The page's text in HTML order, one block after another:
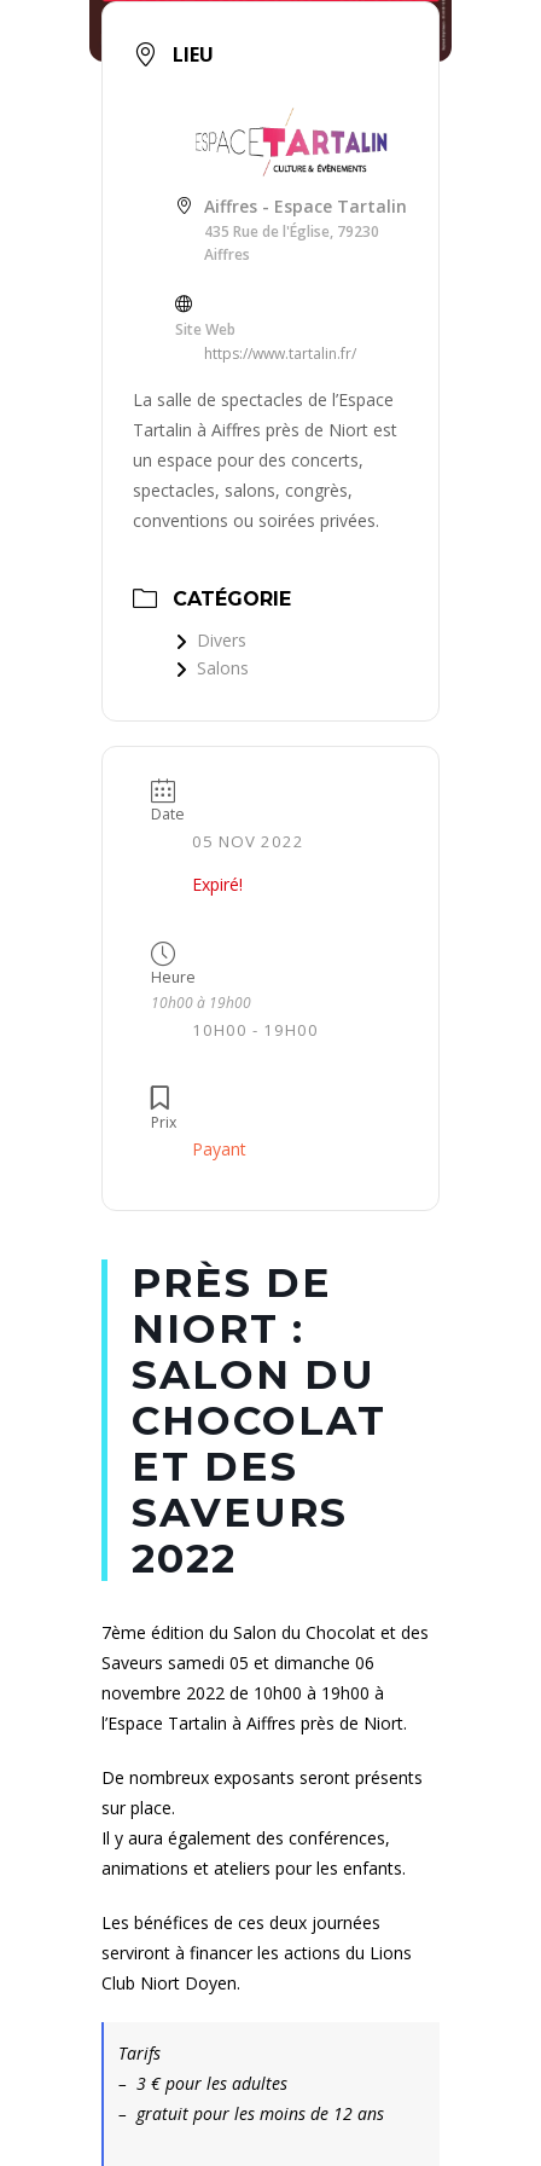
LIEU
Aiffres - Espace Tartalin
435 Rue de l'Église, 79230
Aiffres
Site Web
https://www.tartalin.fr/
La salle de spectacles de l’Espace
Tartalin à Aiffres près de Niort est
un espace pour des concerts,
spectacles, salons, congrès,
conventions ou soirées privées.
CATÉGORIE
Divers
Salons
Date
05 NOV 2022
Expiré!
Heure
10h00 à 19h00
10H00 - 19H00
Prix
Payant
PRÈS DE
NIORT :
SALON DU
CHOCOLAT
ET DES
SAVEURS
2022
7ème édition du Salon du Chocolat et des
Saveurs samedi 05 et dimanche 06
novembre 2022 de 10h00 à 19h00 à
l’Espace Tartalin à Aiffres près de Niort.
De nombreux exposants seront présents
sur place.
Il y aura également des conférences,
animations et ateliers pour les enfants.
Les bénéfices de ces deux journées
serviront à financer les actions du Lions
Club Niort Doyen.
Tarifs
– 3 € pour les adultes
– gratuit pour les moins de 12 ans